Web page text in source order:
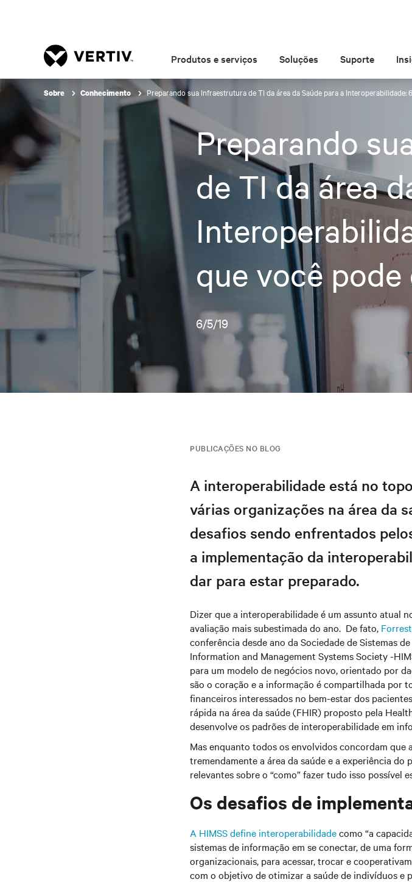
Produtos e serviços Soluções Suporte
Sobre Conhecimento Preparando sua Infraestrutura de TI da área da Saúde para a Interoperabilidade:
Preparando
de TI da área
que você pode
6/5/19
PUBLICAÇÕES NO BLOG
A interoperabilidade está no
várias organizações na área da
desafios sendo enfrentados
a implementação da
dar para estar preparado.
Dizer que a interoperabilidade é um assunto atual
avaliação mais subestimada do ano. De fato,
conferência desde ano da Sociedade de Sistemas
Information and Management Systems Society -
para um modelo de negócios novo, orientado por
são o coração e a informação é compartilhada por
financeiros interessados no bem-estar dos
rápida na área da saúde (FHIR) proposto pela
desenvolve os padrões de interoperabilidade em
Mas enquanto todos os envolvidos concordam
tremendamente a área da saúde e a experiência
relevantes sobre o “como” fazer tudo isso possível
Os desafios de
A HIMSS define interoperabilidadecomo “a
sistemas de informação em se conectar, de uma
organizacionais, para acessar, trocar e
com o objetivo de otimizar a saúde de indivíduos e